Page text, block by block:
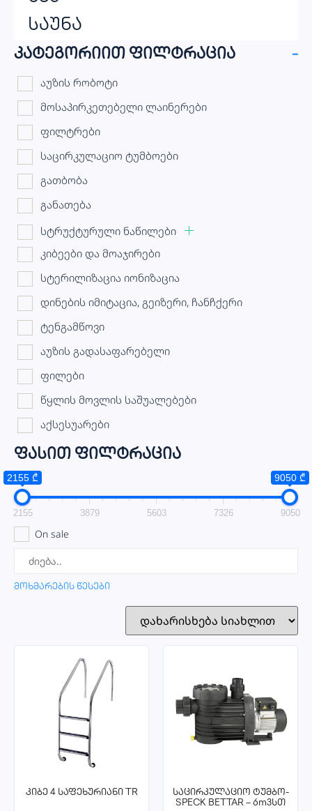
საუნა
კატეგორიით ფილტრაცია -
აუზის რობოტი
მოსაპირკეთებელი ლაინერები
ფილტრები
საცირკულაციო ტუმბოები
გათბობა
განათება
სტრუქტურული ნაწილები
კიბეები და მოაჯირები
სტერილიზაცია იონიზაცია
დინების იმიტაცია, გეიზერი, ჩანჩქერი
ტენგამწოვი
აუზის გადასაფარებელი
ფილები
წყლის მოვლის საშუალებები
აქსესუარები
ფასით ფილტრაცია
2155 ₾ 9050 ₾
2155 3879 5603 7326 9050
On sale
მოხმარების წესები
კიბე 4 საფეხურიანი TR
საცირკულაციო ტუმბო-
SPECK BETTAR – 6m3სთ